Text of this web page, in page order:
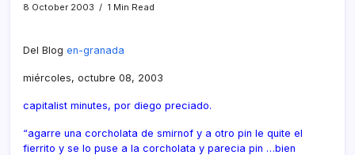
8 October 2003
1 Min Read
Del Blog en-granada
miércoles, octubre 08, 2003
capitalist minutes, por diego preciado.
“agarre una corcholata de smirnof y a otro pin le quite el
fierrito y se lo puse a la corcholata y parecia pin …bien